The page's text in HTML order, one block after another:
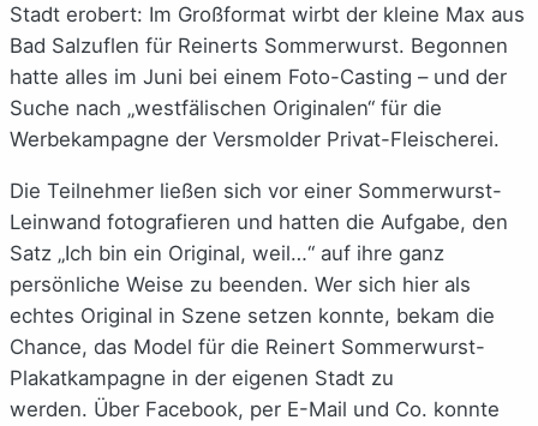
Stadt erobert: Im Großformat wirbt der kleine Max aus
Bad Salzuflen für Reinerts Sommerwurst. Begonnen
hatte alles im Juni bei einem Foto-Casting – und der
Suche nach „westfälischen Originalen“ für die
Werbekampagne der Versmolder Privat-Fleischerei.
Die Teilnehmer ließen sich vor einer Sommerwurst-
Leinwand fotografieren und hatten die Aufgabe, den
Satz „Ich bin ein Original, weil…“ auf ihre ganz
persönliche Weise zu beenden. Wer sich hier als
echtes Original in Szene setzen konnte, bekam die
Chance, das Model für die Reinert Sommerwurst-
Plakatkampagne in der eigenen Stadt zu
werden. Über Facebook, per E-Mail und Co. konnte